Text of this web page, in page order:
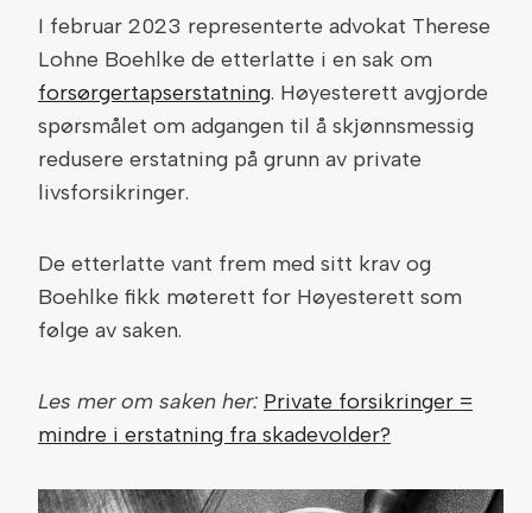
I februar 2023 representerte advokat Therese
Lohne Boehlke de etterlatte i en sak om
forsørgertapserstatning. Høyesterett avgjorde
spørsmålet om adgangen til å skjønnsmessig
redusere erstatning på grunn av private
livsforsikringer.
De etterlatte vant frem med sitt krav og
Boehlke fikk møterett for Høyesterett som
følge av saken.
Les mer om saken her: Private forsikringer =
mindre i erstatning fra skadevolder?